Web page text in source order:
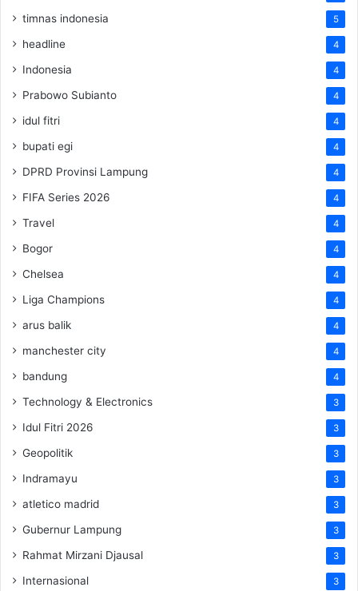
timnas indonesia 5
headline 4
Indonesia 4
Prabowo Subianto 4
idul fitri 4
bupati egi 4
DPRD Provinsi Lampung 4
FIFA Series 2026 4
Travel 4
Bogor 4
Chelsea 4
Liga Champions 4
arus balik 4
manchester city 4
bandung 4
Technology & Electronics 3
Idul Fitri 2026 3
Geopolitik 3
Indramayu 3
atletico madrid 3
Gubernur Lampung 3
Rahmat Mirzani Djausal 3
Internasional 3